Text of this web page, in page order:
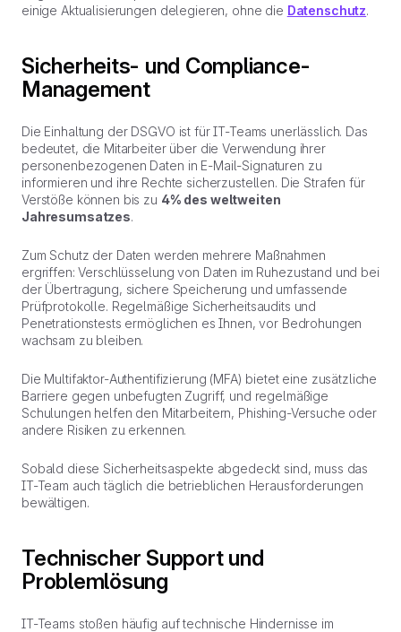
einige Aktualisierungen delegieren, ohne die Datenschutz.
Sicherheits- und Compliance-
Management
Die Einhaltung der DSGVO ist für IT-Teams unerlässlich. Das
bedeutet, die Mitarbeiter über die Verwendung ihrer
personenbezogenen Daten in E-Mail-Signaturen zu
informieren und ihre Rechte sicherzustellen. Die Strafen für
Verstöße können bis zu 4% des weltweiten
Jahresumsatzes.
Zum Schutz der Daten werden mehrere Maßnahmen
ergriffen: Verschlüsselung von Daten im Ruhezustand und bei
der Übertragung, sichere Speicherung und umfassende
Prüfprotokolle. Regelmäßige Sicherheitsaudits und
Penetrationstests ermöglichen es Ihnen, vor Bedrohungen
wachsam zu bleiben.
Die Multifaktor-Authentifizierung (MFA) bietet eine zusätzliche
Barriere gegen unbefugten Zugriff, und regelmäßige
Schulungen helfen den Mitarbeitern, Phishing-Versuche oder
andere Risiken zu erkennen.
Sobald diese Sicherheitsaspekte abgedeckt sind, muss das
IT-Team auch täglich die betrieblichen Herausforderungen
bewältigen.
Technischer Support und
Problemlösung
IT-Teams stoßen häufig auf technische Hindernisse im